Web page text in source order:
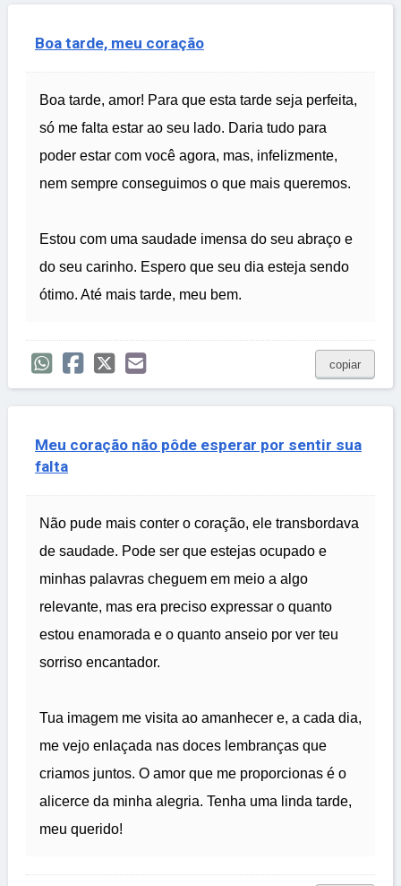
Boa tarde, meu coração
Boa tarde, amor! Para que esta tarde seja perfeita,
só me falta estar ao seu lado. Daria tudo para
poder estar com você agora, mas, infelizmente,
nem sempre conseguimos o que mais queremos.
Estou com uma saudade imensa do seu abraço e
do seu carinho. Espero que seu dia esteja sendo
ótimo. Até mais tarde, meu bem.
copiar
Meu coração não pôde esperar por sentir sua
falta
Não pude mais conter o coração, ele transbordava
de saudade. Pode ser que estejas ocupado e
minhas palavras cheguem em meio a algo
relevante, mas era preciso expressar o quanto
estou enamorada e o quanto anseio por ver teu
sorriso encantador.
Tua imagem me visita ao amanhecer e, a cada dia,
me vejo enlaçada nas doces lembranças que
criamos juntos. O amor que me proporcionas é o
alicerce da minha alegria. Tenha uma linda tarde,
meu querido!